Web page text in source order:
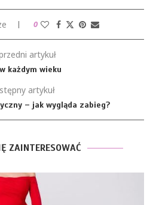
0
artykuł
każdym wieku
artykuł
– jak wygląda zabieg?
ZAINTERESOWAĆ